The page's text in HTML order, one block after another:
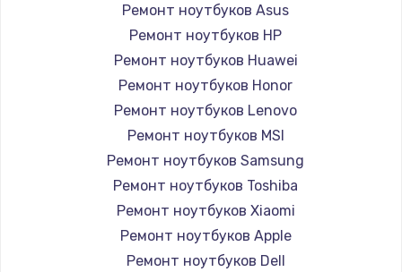
Ремонт ноутбуков Asus
Ремонт ноутбуков HP
Ремонт ноутбуков Huawei
Ремонт ноутбуков Honor
Ремонт ноутбуков Lenovo
Ремонт ноутбуков MSI
Ремонт ноутбуков Samsung
Ремонт ноутбуков Toshiba
Ремонт ноутбуков Xiaomi
Ремонт ноутбуков Apple
Ремонт ноутбуков Dell